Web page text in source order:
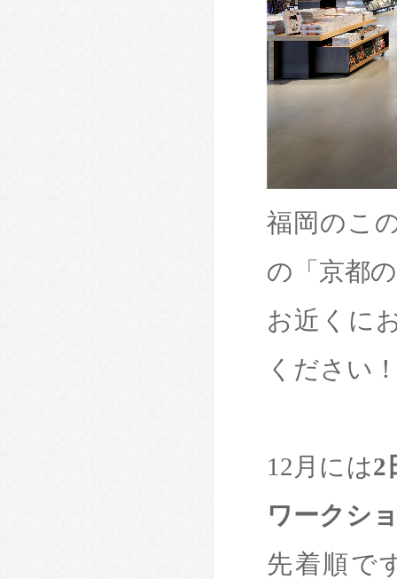
福岡のこ
の「京都
お近くに
ください
12月には2
ワークシ
先着順で